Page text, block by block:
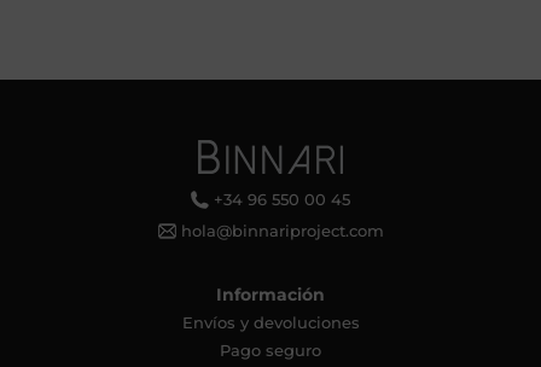
+34 96 550 00 45
hola@binnariproject.com
Información
Envíos y devoluciones
Pago seguro